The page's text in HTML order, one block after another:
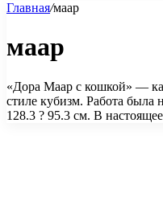
Главная/маар
маар
«Дора Маар с кошкой» —
стиле кубизм. Работа была
128.3 ? 95.3 см. В